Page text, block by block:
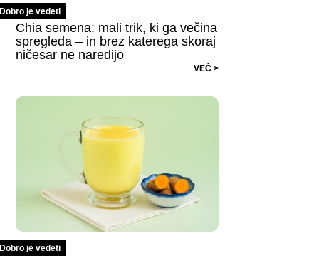
Dobro je vedeti
Chia semena: mali trik, ki ga večina
spregleda – in brez katerega skoraj
ničesar ne naredijo
VEČ >
Dobro je vedeti